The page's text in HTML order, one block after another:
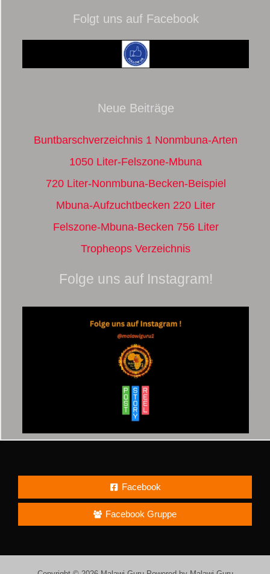
Folgt uns auf Facebook
Neue Beiträge
Buntbarschverzeichnis 1 Nonmbuna-Arten
1050 Liter-Felszone-Mbuna
720 Liter-Nonmbuna-Becken-Beispiel
Mbuna-Aufzuchtbecken 220 Liter
Felszone-Mbuna-Becken 756 Liter
Tropheops Verzeichnis
Folge uns auf Instagram!
Facebook
Facebook Gruppe